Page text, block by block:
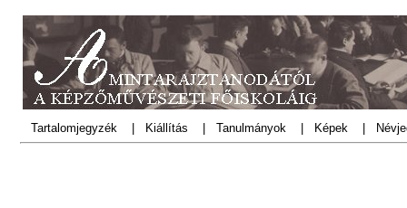
Tartalomjegyzék Kiállítás Tanulmányok Képek